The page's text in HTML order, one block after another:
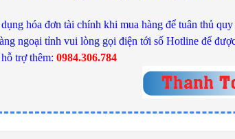
hóa đơn tài chính khi mua hàng để tuân thủ
ngoại tỉnh vui lòng gọi điện tới số Hotline để
trợ thêm: 0984.306.784